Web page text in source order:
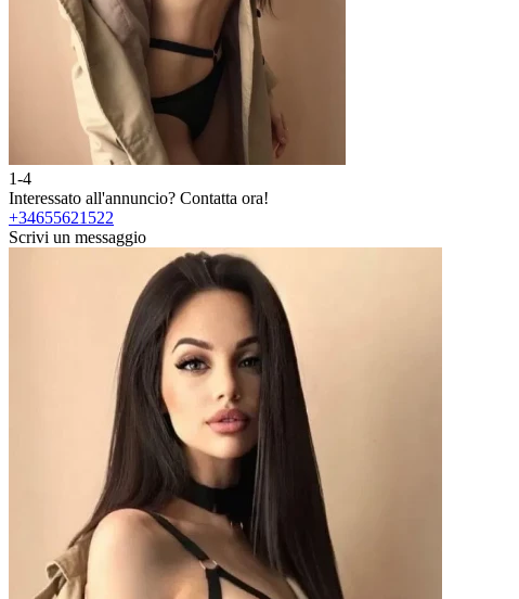
1-4
Interessato all'annuncio? Contatta ora!
+34655621522
Scrivi un messaggio